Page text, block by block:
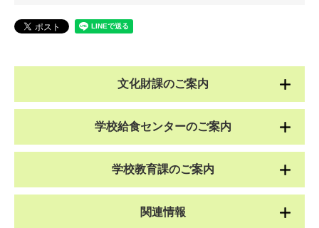
文化財課のご案内
学校給食センターのご案内
学校教育課のご案内
関連情報